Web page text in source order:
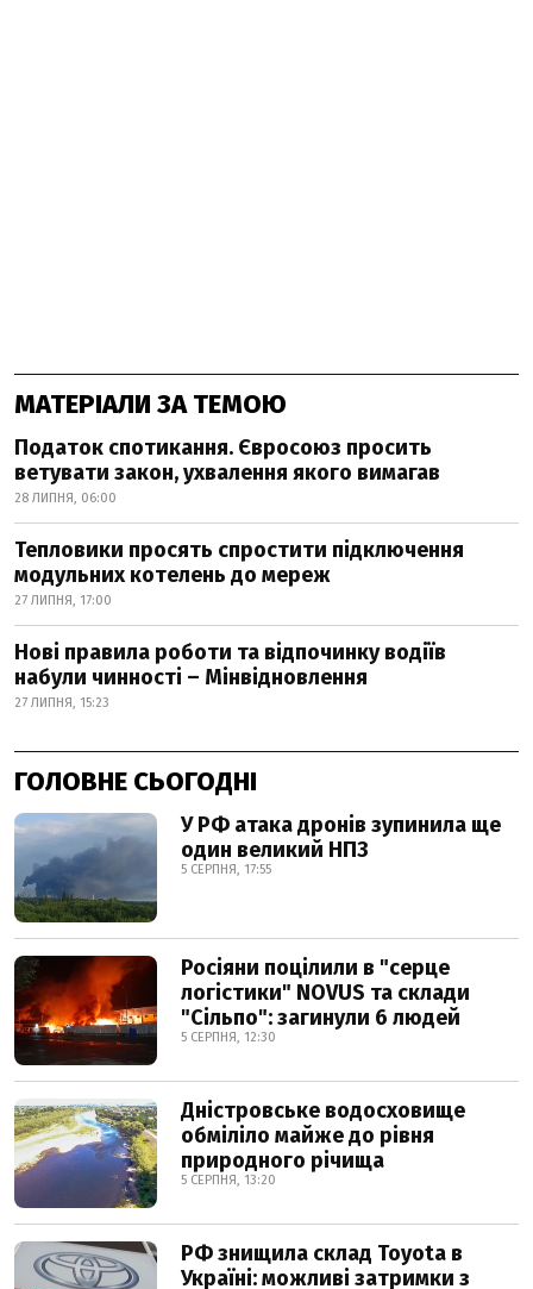
МАТЕРІАЛИ ЗА ТЕМОЮ
Податок спотикання. Євросоюз просить
ветувати закон, ухвалення якого вимагав
28 ЛИПНЯ, 06:00
Тепловики просять спростити підключення
модульних котелень до мереж
27 ЛИПНЯ, 17:00
Нові правила роботи та відпочинку водіїв
набули чинності – Мінвідновлення
27 ЛИПНЯ, 15:23
ГОЛОВНЕ СЬОГОДНІ
У РФ атака дронів зупинила ще
один великий НПЗ
5 СЕРПНЯ, 17:55
Росіяни поцілили в "серце
логістики" NOVUS та склади
"Сільпо": загинули 6 людей
5 СЕРПНЯ, 12:30
Дністровське водосховище
обміліло майже до рівня
природного річища
5 СЕРПНЯ, 13:20
РФ знищила склад Toyota в
Україні: можливі затримки з